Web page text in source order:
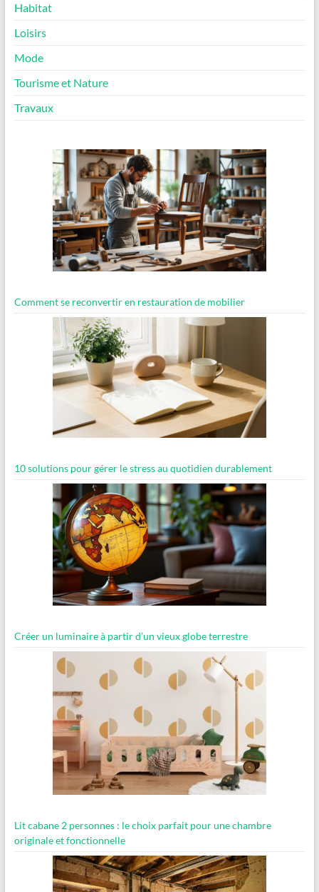
Habitat
Loisirs
Mode
Tourisme et Nature
Travaux
Comment se reconvertir en restauration de mobilier
10 solutions pour gérer le stress au quotidien durablement
Créer un luminaire à partir d’un vieux globe terrestre
Lit cabane 2 personnes : le choix parfait pour une chambre
originale et fonctionnelle